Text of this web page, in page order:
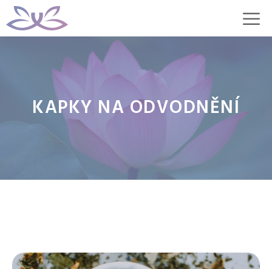
Přeskočit
na
KAPKY NA ODVODNĚNÍ